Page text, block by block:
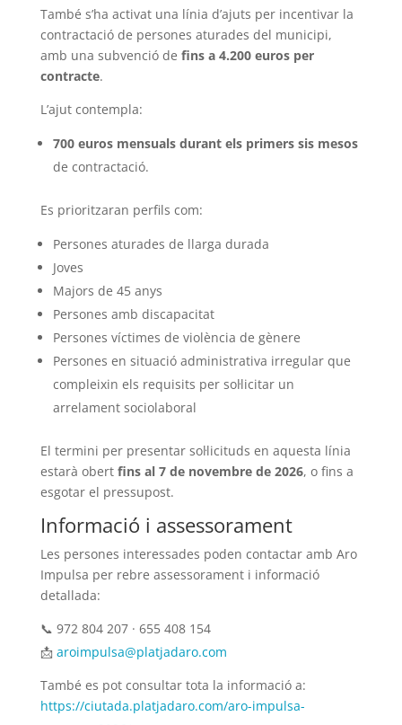
També s’ha activat una línia d’ajuts per incentivar la
contractació de persones aturades del municipi,
amb una subvenció de fins a 4.200 euros per
contracte.
L’ajut contempla:
700 euros mensuals durant els primers sis mesos
de contractació.
Es prioritzaran perfils com:
Persones aturades de llarga durada
Joves
Majors de 45 anys
Persones amb discapacitat
Persones víctimes de violència de gènere
Persones en situació administrativa irregular que
compleixin els requisits per sol·licitar un
arrelament sociolaboral
El termini per presentar sol·licituds en aquesta línia
estarà obert fins al 7 de novembre de 2026, o fins a
esgotar el pressupost.
Informació i assessorament
Les persones interessades poden contactar amb Aro
Impulsa per rebre assessorament i informació
detallada:
📞 972 804 207 · 655 408 154
📩 aroimpulsa@platjadaro.com
També es pot consultar tota la informació a:
https://ciutada.platjadaro.com/aro-impulsa-